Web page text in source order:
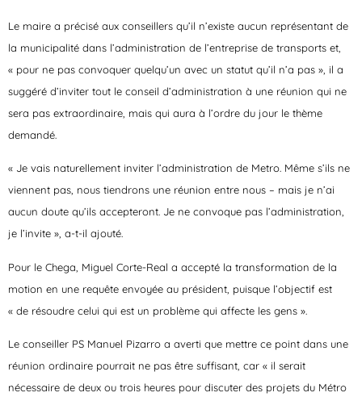
Le maire a précisé aux conseillers qu’il n’existe aucun représentant de
la municipalité dans l’administration de l’entreprise de transports et,
« pour ne pas convoquer quelqu’un avec un statut qu’il n’a pas », il a
suggéré d’inviter tout le conseil d’administration à une réunion qui ne
sera pas extraordinaire, mais qui aura à l’ordre du jour le thème
demandé.
« Je vais naturellement inviter l’administration de Metro. Même s’ils ne
viennent pas, nous tiendrons une réunion entre nous – mais je n’ai
aucun doute qu’ils accepteront. Je ne convoque pas l’administration,
je l’invite », a-t-il ajouté.
Pour le Chega, Miguel Corte-Real a accepté la transformation de la
motion en une requête envoyée au président, puisque l’objectif est
« de résoudre celui qui est un problème qui affecte les gens ».
Le conseiller PS Manuel Pizarro a averti que mettre ce point dans une
réunion ordinaire pourrait ne pas être suffisant, car « il serait
nécessaire de deux ou trois heures pour discuter des projets du Métro